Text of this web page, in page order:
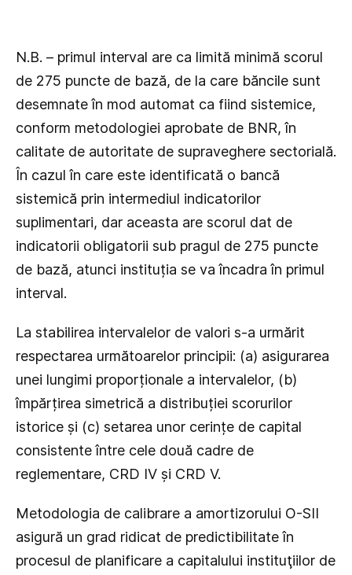
N.B. – primul interval are ca limită minimă scorul
de 275 puncte de bază, de la care băncile sunt
desemnate în mod automat ca fiind sistemice,
conform metodologiei aprobate de BNR, în
calitate de autoritate de supraveghere sectorială.
În cazul în care este identificată o bancă
sistemică prin intermediul indicatorilor
suplimentari, dar aceasta are scorul dat de
indicatorii obligatorii sub pragul de 275 puncte
de bază, atunci instituția se va încadra în primul
interval.
La stabilirea intervalelor de valori s-a urmărit
respectarea următoarelor principii: (a) asigurarea
unei lungimi proporționale a intervalelor, (b)
împărțirea simetrică a distribuției scorurilor
istorice și (c) setarea unor cerințe de capital
consistente între cele două cadre de
reglementare, CRD IV și CRD V.
Metodologia de calibrare a amortizorului O-SII
asigură un grad ridicat de predictibilitate în
procesul de planificare a capitalului instituţiilor de